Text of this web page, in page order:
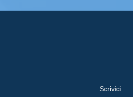
Scrivici